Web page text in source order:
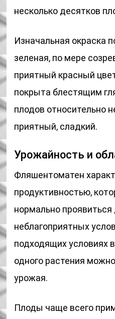
несколько десятков
Изначальная окраска
зеленая, по мере
приятный красный
покрыта блестящим
плодов относительно
приятный, сладкий.
Урожайность и
Фляшентоматен
продуктивностью,
нормально
неблагоприятных
подходящих условиях
одного растения
урожая.
Плоды чаще всего